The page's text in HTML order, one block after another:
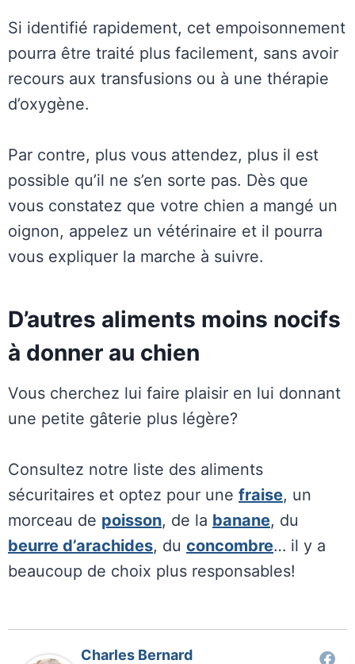
Si identifié rapidement, cet empoisonnement
pourra être traité plus facilement, sans avoir
recours aux transfusions ou à une thérapie
d’oxygène.
Par contre, plus vous attendez, plus il est
possible qu’il ne s’en sorte pas. Dès que
vous constatez que votre chien a mangé un
oignon, appelez un vétérinaire et il pourra
vous expliquer la marche à suivre.
D’autres aliments moins nocifs
à donner au chien
Vous cherchez lui faire plaisir en lui donnant
une petite gâterie plus légère?
Consultez notre liste des aliments
sécuritaires et optez pour une fraise, un
morceau de poisson, de la banane, du
beurre d’arachides, du concombre… il y a
beaucoup de choix plus responsables!
Charles Bernard